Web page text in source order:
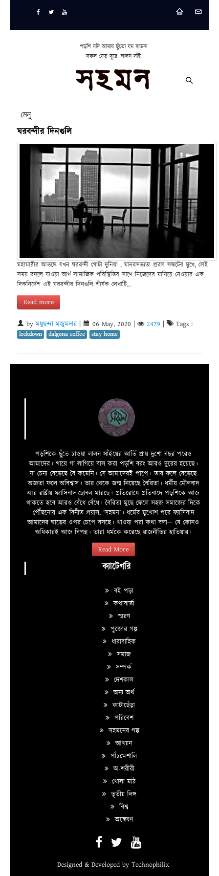
পড়শি যদি আমায় ছুঁতো যম যাতনা
সকল যেত দূরে: লালন সাঁই
মেনু
ঘরবন্দীর দিনগুলি
মহামারীর আতঙ্কে যখন ঘরবন্দী গোটা দুনিয়া , মানবসভ্যতা প্রবল সঙ্কটের মুখে, সেই
সময় বদলে যাওয়া আর্থ সামাজিক পরিস্থিতির সাথে নিজেদের মানিয়ে নেওয়ার এক
দিকনির্দেশ এই ঘরবন্দীর দিনগুলি শীর্ষক লেখাটি…
Read more
byমধুছন্দা মজুমদার| 06 May, 2020 2479 Tags :
lockdown dalgona coffee stay home
পড়শিকে ছুঁতে চাওয়া লালন সাঁইয়ের আর্তি প্রায় দুশো বছর পরেও
আমাদের। গায়ে গা লাগিয়ে বাস করা পড়শি বরং আরও দুরের হয়েছে।
না-চেনা বেড়েছে বৈ কমেনি। সে আমাদেরই পাপে। তার ফলে বেড়েছে
অজ্ঞতা ফলে অবিশ্বাস। তার থেকে জন্ম নিয়েছে বৈরিতা। ধর্মীয় মৌলবাদ
আর রাষ্ট্রীয় ফ্যাসিবাদ ছোবল মারছে। প্রতিরোধে প্রতিবাদে পড়শিকে আজ
থাকতে হবে আরও বেঁধে বেঁধে। বৈরিতা মুছে ফেলে সহজ সমাজের দিকে
পৌঁছনোর এক বিনীত প্রয়াস, ‘সহমন’। ধর্মের মুখোশ পরে ফ্যাসিবাদ
আমাদের ঘাড়ের ওপর চেপে বসছে। খাওয়া পরা কথা বলা—­­ যে কোনও
অধিকারই আজ বিপন্ন। তারা ধর্মকে করেছে রাজনীতির হাতিয়ার।
Read More
ক্যাটেগরি
বই পড়া
কথাবার্তা
স্মরণ
পুজোর গল্প
ধারাবাহিক
সমাজ
সম্পর্ক
দেশকাল
অন্য অর্থ
কাটাছেঁড়া
পরিবেশ
সহমনের গল্প
আখ্যান
পাঁচমেশালি
অ-শরীরী
খোলা মাঠ
তৃতীয় লিঙ্গ
বিশ্ব
অন্বেষণ
Designed & Developed by Technophilix